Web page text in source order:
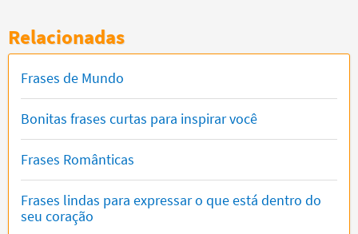
Relacionadas
Frases de Mundo
Bonitas frases curtas para inspirar você
Frases Românticas
Frases lindas para expressar o que está dentro do
seu coração